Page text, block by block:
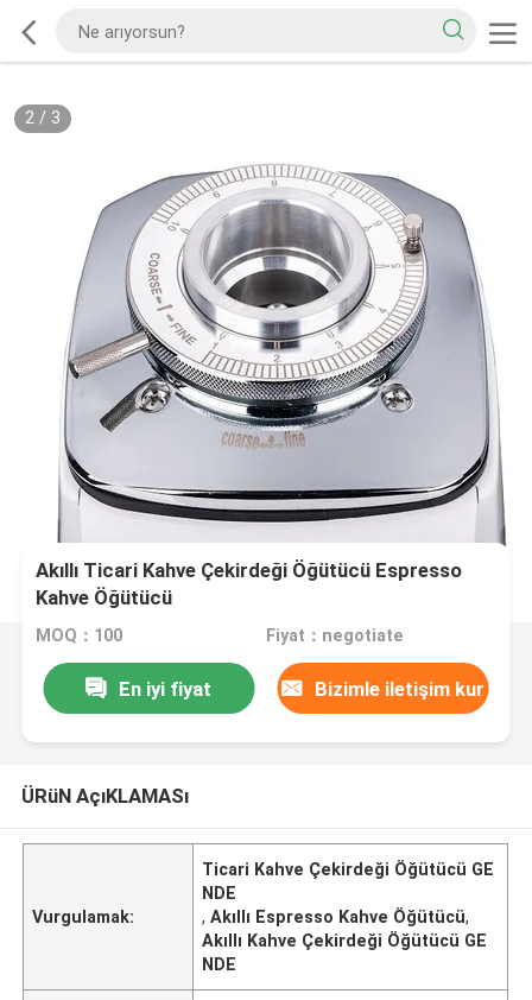
2/ 3
Akıllı Ticari Kahve Çekirdeği Öğütücü Espresso
Kahve Öğütücü
MOQ：100 Fiyat：negotiate
En iyi fiyat Bizimle iletişim kur
ÜRüN AçıKLAMASı
Vurgulamak:
Ticari Kahve Çekirdeği Öğütücü GE
NDE
,Akıllı Espresso Kahve Öğütücü,
Akıllı Kahve Çekirdeği Öğütücü GE
NDE